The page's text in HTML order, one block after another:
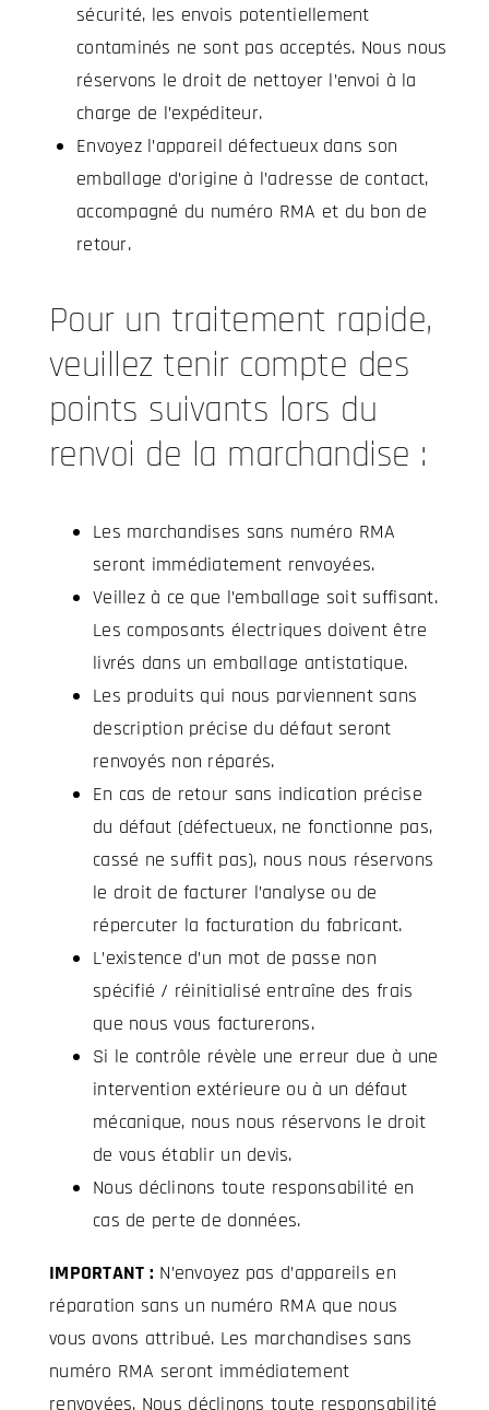
sécurité, les envois potentiellement
contaminés ne sont pas acceptés. Nous nous
réservons le droit de nettoyer l’envoi à la
charge de l’expéditeur.
Envoyez l’appareil défectueux dans son
emballage d’origine à l’adresse de contact,
accompagné du numéro RMA et du bon de
retour.
Pour un traitement rapide,
veuillez tenir compte des
points suivants lors du
renvoi de la marchandise :
Les marchandises sans numéro RMA
seront immédiatement renvoyées.
Veillez à ce que l’emballage soit suffisant.
Les composants électriques doivent être
livrés dans un emballage antistatique.
Les produits qui nous parviennent sans
description précise du défaut seront
renvoyés non réparés.
En cas de retour sans indication précise
du défaut (défectueux, ne fonctionne pas,
cassé ne suffit pas), nous nous réservons
le droit de facturer l’analyse ou de
répercuter la facturation du fabricant.
L’existence d’un mot de passe non
spécifié / réinitialisé entraîne des frais
que nous vous facturerons.
Si le contrôle révèle une erreur due à une
intervention extérieure ou à un défaut
mécanique, nous nous réservons le droit
de vous établir un devis.
Nous déclinons toute responsabilité en
cas de perte de données.
IMPORTANT : N’envoyez pas d’appareils en
réparation sans un numéro RMA que nous
vous avons attribué. Les marchandises sans
numéro RMA seront immédiatement
renvoyées. Nous déclinons toute responsabilité